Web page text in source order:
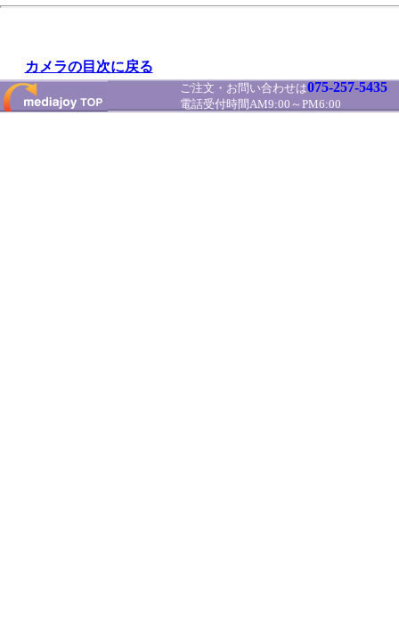
カメラの目次に戻る
ご注文・お問い合わせは075-257-5435
電話受付時間AM9:00～PM6:00